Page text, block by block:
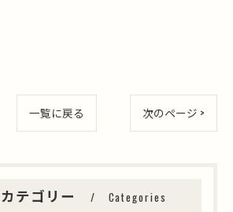
一覧に戻る 次のページ >
カテゴリー Categories